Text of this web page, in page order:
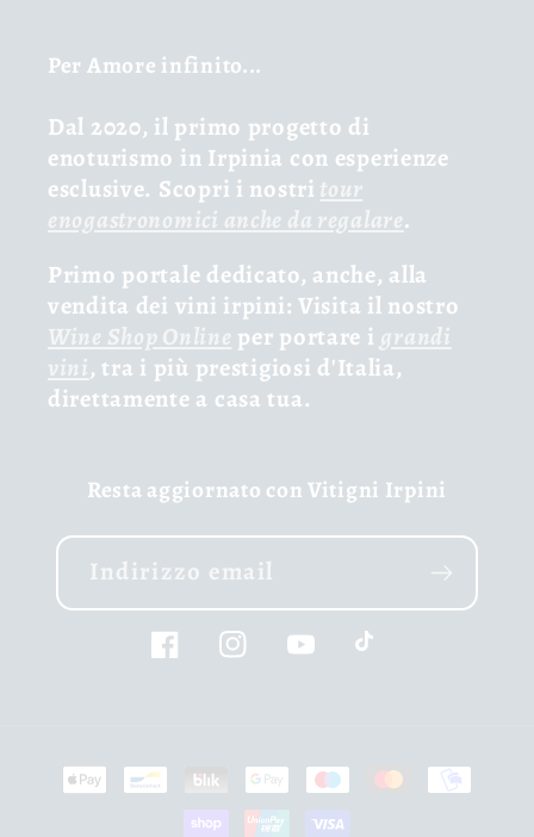
Per Amore infinito...
Dal 2020, il primo progetto di
enoturismo in Irpinia con esperienze
esclusive. Scopri i nostri tour
enogastronomici anche da regalare.
Primo portale dedicato, anche, alla
vendita dei vini irpini: Visita il nostro
Wine Shop Online per portare i grandi
vini, tra i più prestigiosi d'Italia,
direttamente a casa tua.
Resta aggiornato con Vitigni Irpini
Indirizzo email
FacebookInstagramYouTubeTikTok
Metodi
di